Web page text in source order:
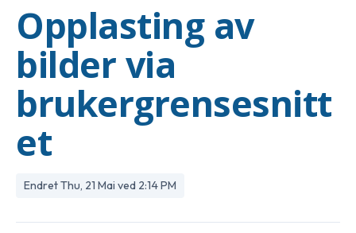
Opplasting av
bilder via
brukergrensesnitt
et
Endret Thu, 21 Mai ved 2:14 PM